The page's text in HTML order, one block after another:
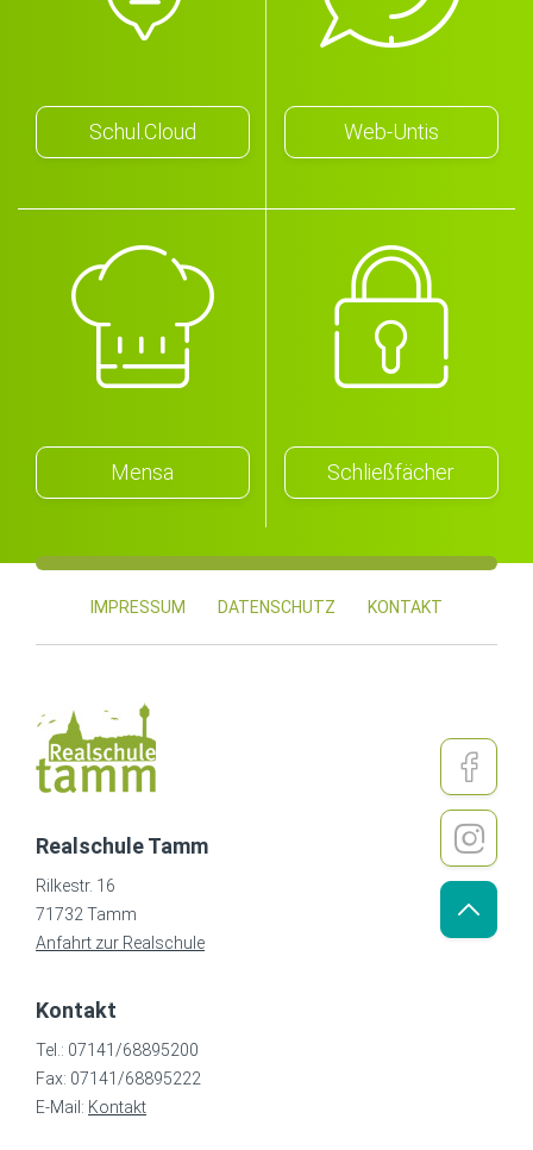
Schul.Cloud Web-Untis
Mensa Schließfächer
IMPRESSUM DATENSCHUTZ KONTAKT
Realschule Tamm
Rilkestr. 16
71732 Tamm
Anfahrt zur Realschule
Kontakt
Tel.: 07141/68895200
Fax: 07141/68895222
E-Mail: Kontakt